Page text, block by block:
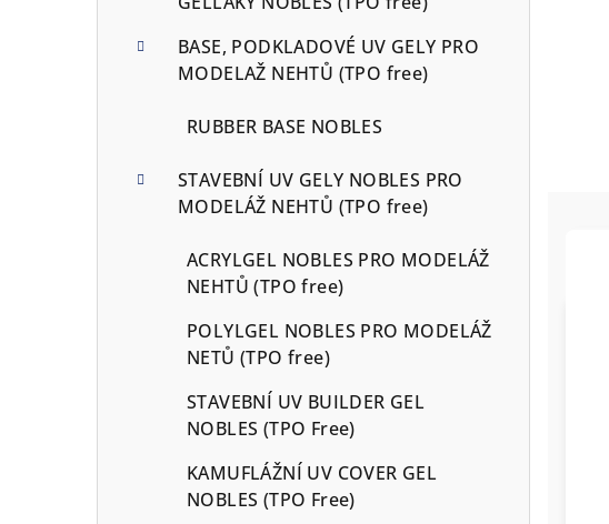
BASE, PODKLADOVÉ UV GELY PRO
MODELAŽ NEHTŮ (TPO free)
RUBBER BASE NOBLES
STAVEBNÍ UV GELY NOBLES PRO
MODELÁŽ NEHTŮ (TPO free)
ACRYLGEL NOBLES PRO MODELÁŽ
NEHTŮ (TPO free)
POLYLGEL NOBLES PRO MODELÁŽ
NETŮ (TPO free)
STAVEBNÍ UV BUILDER GEL
NOBLES (TPO Free)
KAMUFLÁŽNÍ UV COVER GEL
NOBLES (TPO Free)